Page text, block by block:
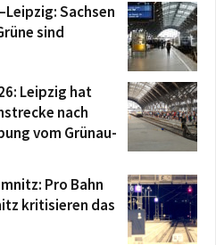
Sachsen
sind
Leipzig hat
nach
vom Grünau-
Pro Bahn
kritisieren das